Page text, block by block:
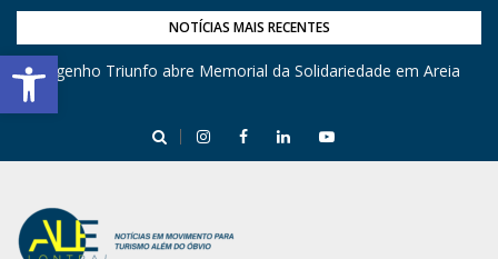
Barra de Ferramentas Aberta
NOTÍCIAS MAIS RECENTES
Engenho Triunfo abre Memorial da Solidariedade em Areia